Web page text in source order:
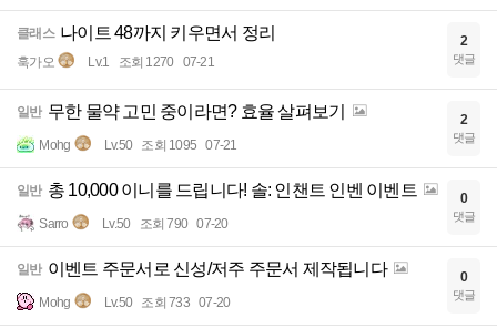
클래스 나이트 48까지 키우면서 정리
훅가오 Lv.1 조회 1270 07-21
2
댓글
일반 무한 물약 고민 중이라면? 효율 살펴보기
Mohg Lv.50 조회 1095 07-21
2
댓글
일반 총 10,000 이니를 드립니다! 솔: 인챈트 인벤 이벤트
Sarro Lv.50 조회 790 07-20
0
댓글
일반 이벤트 주문서로 신성/저주 주문서 제작됩니다
Mohg Lv.50 조회 733 07-20
0
댓글